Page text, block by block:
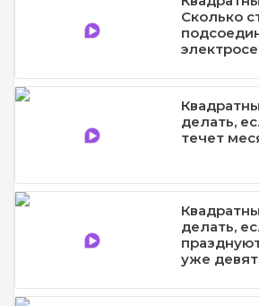
Сколько
делать,
течет
делать,
уже